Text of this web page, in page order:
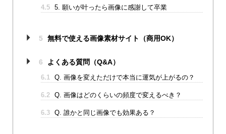
4.5 5. 願いが叶ったら画像に感謝して卒業
5 無料で使える画像素材サイト（商用OK）
6 よくある質問（Q&A）
6.1 Q. 画像を変えただけで本当に運気が上がるの？
6.2 Q. 画像はどのくらいの頻度で変えるべき？
6.3 Q. 誰かと同じ画像でも効果ある？